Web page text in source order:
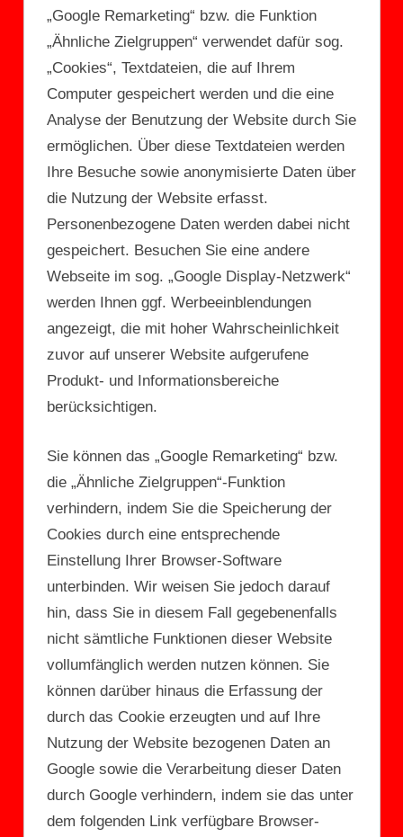
„Google Remarketing“ bzw. die Funktion
„Ähnliche Zielgruppen“ verwendet dafür sog.
„Cookies“, Textdateien, die auf Ihrem
Computer gespeichert werden und die eine
Analyse der Benutzung der Website durch Sie
ermöglichen. Über diese Textdateien werden
Ihre Besuche sowie anonymisierte Daten über
die Nutzung der Website erfasst.
Personenbezogene Daten werden dabei nicht
gespeichert. Besuchen Sie eine andere
Webseite im sog. „Google Display-Netzwerk“
werden Ihnen ggf. Werbeeinblendungen
angezeigt, die mit hoher Wahrscheinlichkeit
zuvor auf unserer Website aufgerufene
Produkt- und Informationsbereiche
berücksichtigen.
Sie können das „Google Remarketing“ bzw.
die „Ähnliche Zielgruppen“-Funktion
verhindern, indem Sie die Speicherung der
Cookies durch eine entsprechende
Einstellung Ihrer Browser-Software
unterbinden. Wir weisen Sie jedoch darauf
hin, dass Sie in diesem Fall gegebenenfalls
nicht sämtliche Funktionen dieser Website
vollumfänglich werden nutzen können. Sie
können darüber hinaus die Erfassung der
durch das Cookie erzeugten und auf Ihre
Nutzung der Website bezogenen Daten an
Google sowie die Verarbeitung dieser Daten
durch Google verhindern, indem sie das unter
dem folgenden Link verfügbare Browser-